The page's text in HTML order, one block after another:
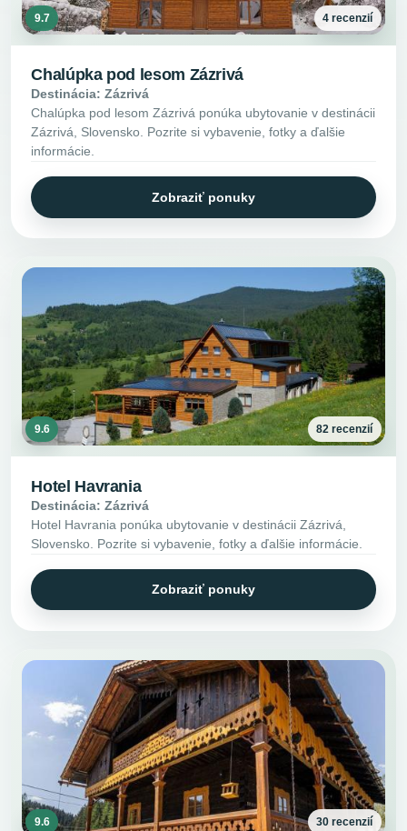
9.7 4 recenzií
Chalúpka pod lesom Zázrivá
Destinácia: Zázrivá
Chalúpka pod lesom Zázrivá ponúka ubytovanie v destinácii
Zázrivá, Slovensko. Pozrite si vybavenie, fotky a ďalšie
informácie.
Zobraziť ponuky
9.6 82 recenzií
Hotel Havrania
Destinácia: Zázrivá
Hotel Havrania ponúka ubytovanie v destinácii Zázrivá,
Slovensko. Pozrite si vybavenie, fotky a ďalšie informácie.
Zobraziť ponuky
9.6 30 recenzií